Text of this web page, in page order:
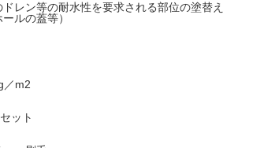
レン等の耐水性を要求される部位の塗替え
ルの蓋等）
／m2
ット